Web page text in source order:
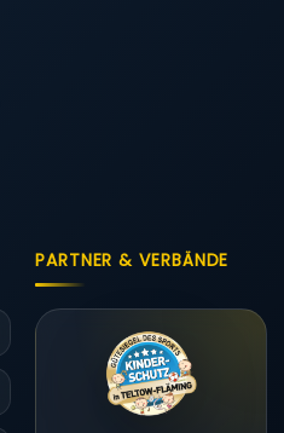
PARTNER & VERBÄNDE